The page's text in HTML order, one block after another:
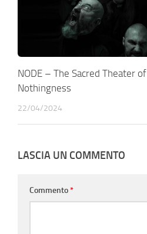
NODE – The Sacred Theater of
Nothingness
22/04/2024
LASCIA UN COMMENTO
Commento*